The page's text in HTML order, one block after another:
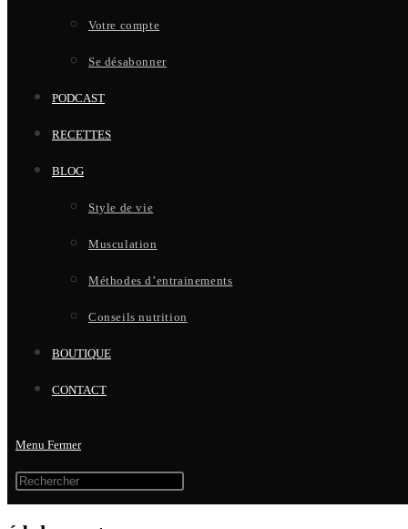
Votre compte
Se désabonner
PODCAST
RECETTES
BLOG
Style de vie
Musculation
Méthodes d’entrainements
Conseils nutrition
BOUTIQUE
CONTACT
Menu Fermer